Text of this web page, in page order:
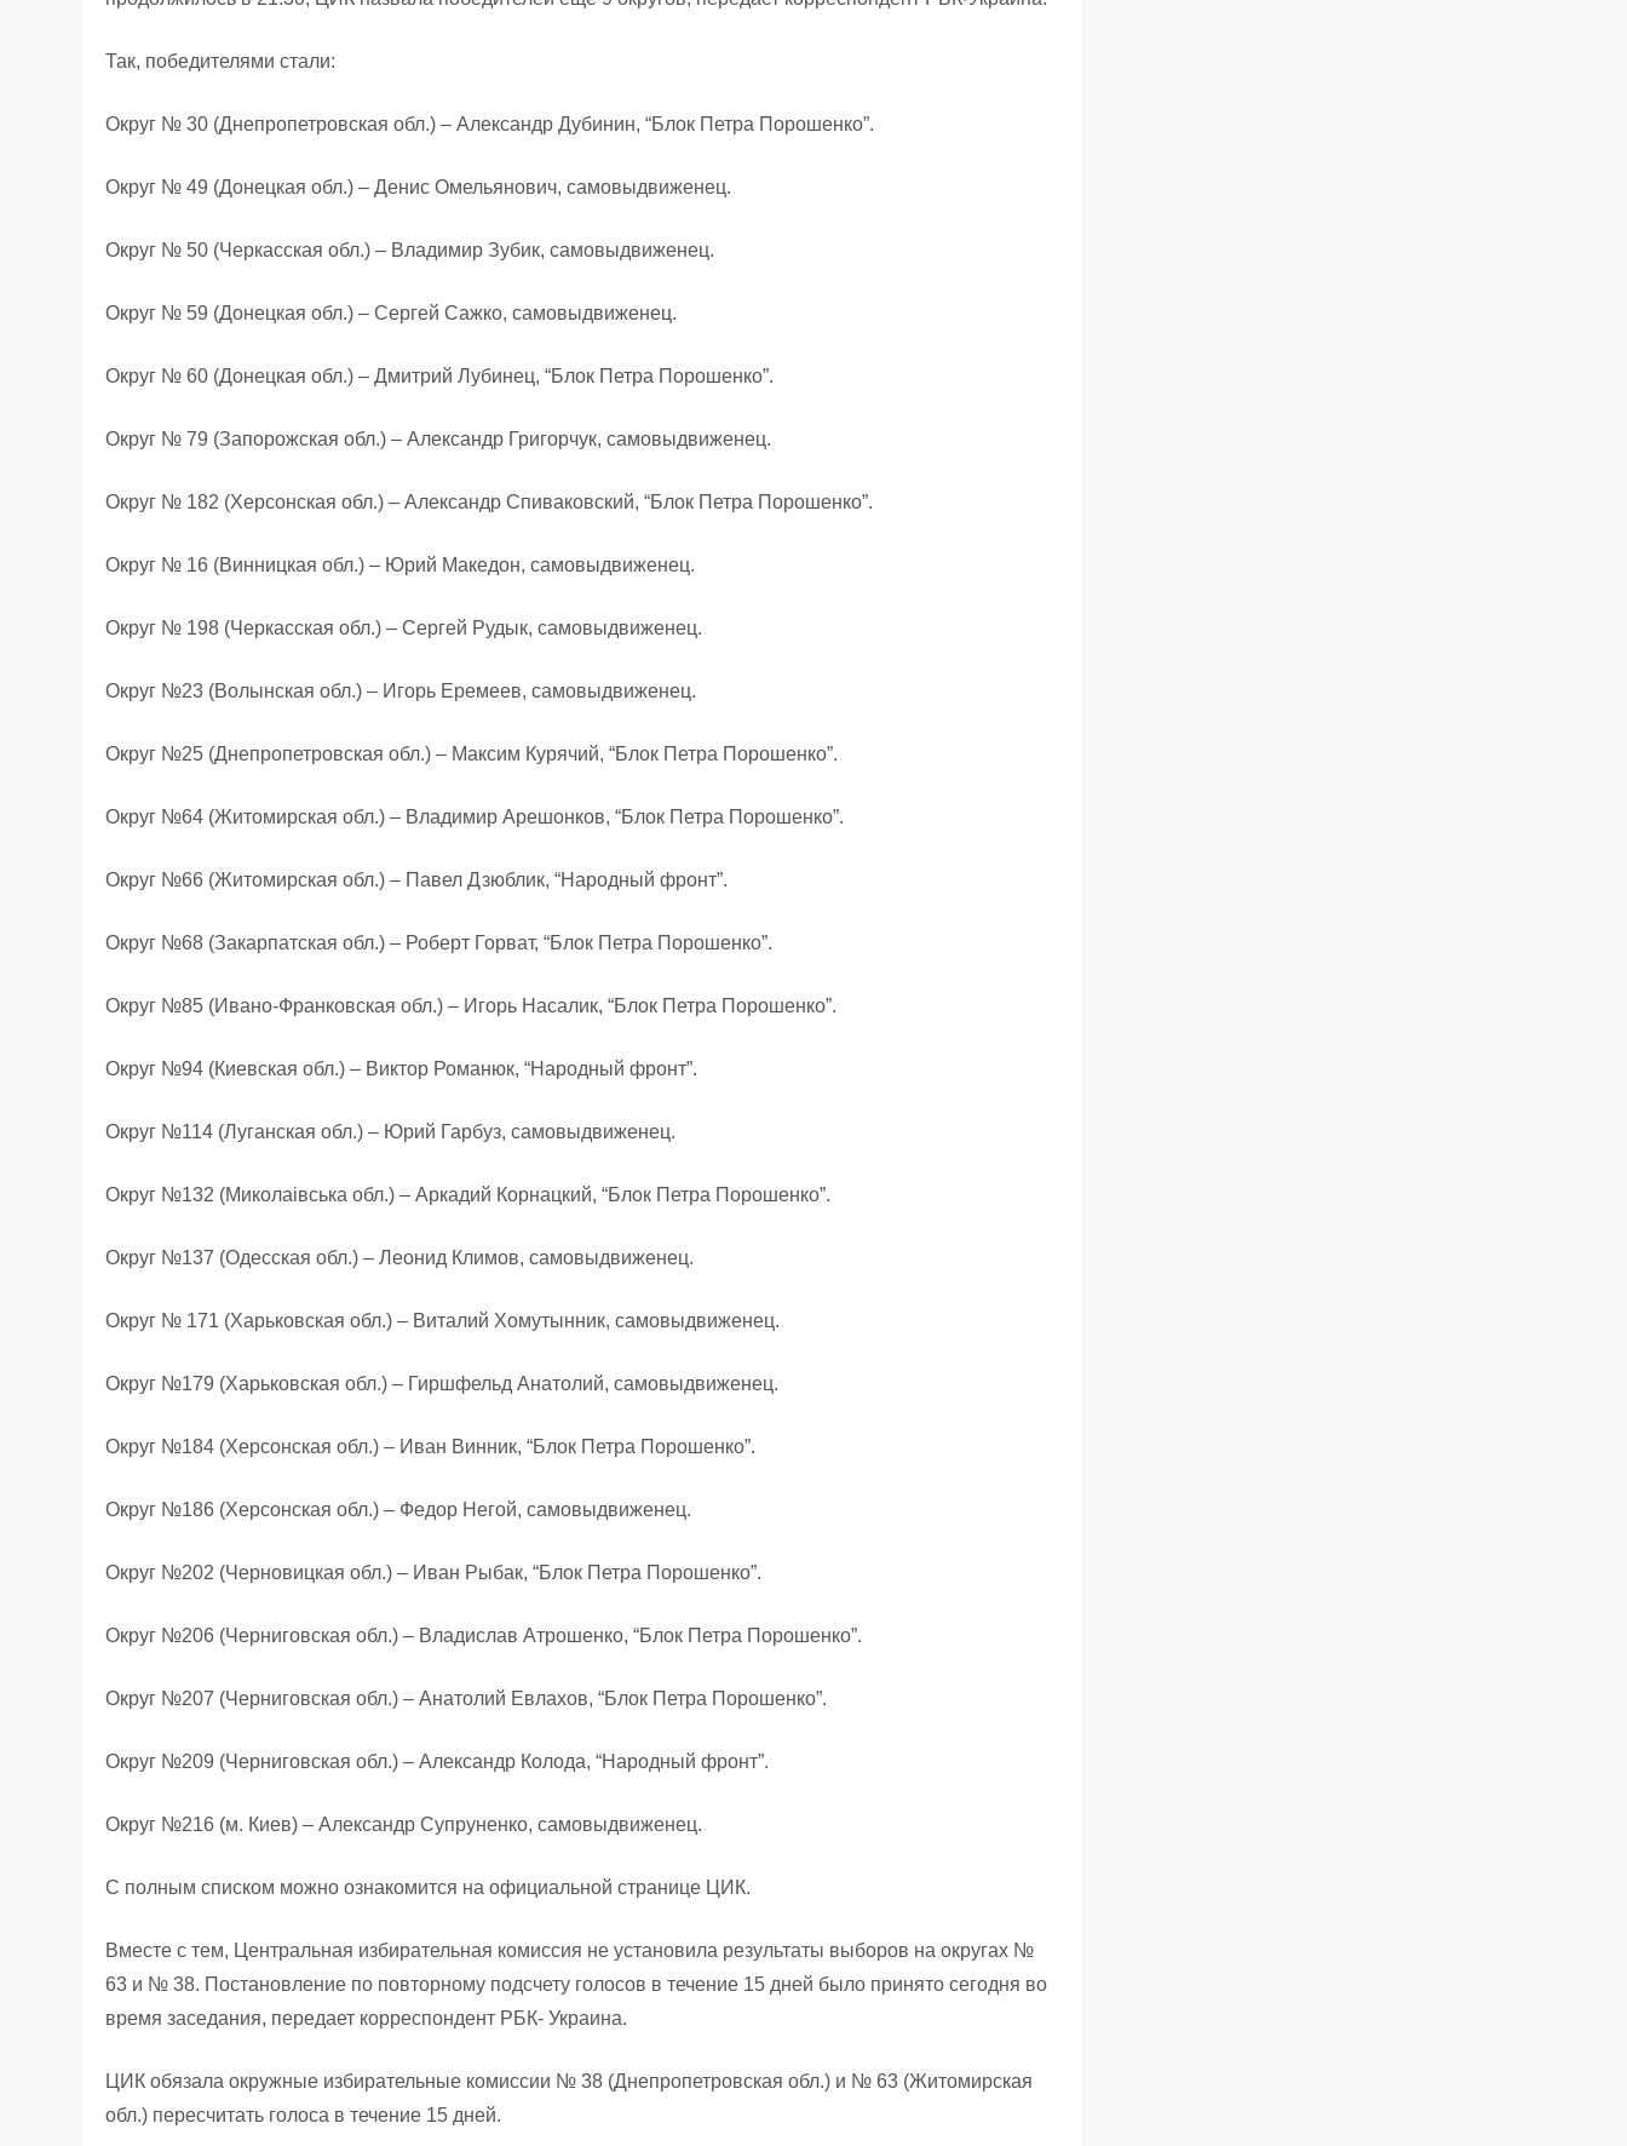
Так, победителями стали:
Округ № 30 (Днепропетровская обл.) – Александр Дубинин, “Блок Петра Порошенко”.
Округ № 49 (Донецкая обл.) – Денис Омельянович, самовыдвиженец.
Округ № 50 (Черкасская обл.) – Владимир Зубик, самовыдвиженец.
Округ № 59 (Донецкая обл.) – Сергей Сажко, самовыдвиженец.
Округ № 60 (Донецкая обл.) – Дмитрий Лубинец, “Блок Петра Порошенко”.
Округ № 79 (Запорожская обл.) – Александр Григорчук, самовыдвиженец.
Округ № 182 (Херсонская обл.) – Александр Спиваковский, “Блок Петра Порошенко”.
Округ № 16 (Винницкая обл.) – Юрий Македон, самовыдвиженец.
Округ № 198 (Черкасская обл.) – Сергей Рудык, самовыдвиженец.
Округ №23 (Волынская обл.) – Игорь Еремеев, самовыдвиженец.
Округ №25 (Днепропетровская обл.) – Максим Курячий, “Блок Петра Порошенко”.
Округ №64 (Житомирская обл.) – Владимир Арешонков, “Блок Петра Порошенко”.
Округ №66 (Житомирская обл.) – Павел Дзюблик, “Народный фронт”.
Округ №68 (Закарпатская обл.) – Роберт Горват, “Блок Петра Порошенко”.
Округ №85 (Ивано-Франковская обл.) – Игорь Насалик, “Блок Петра Порошенко”.
Округ №94 (Киевская обл.) – Виктор Романюк, “Народный фронт”.
Округ №114 (Луганская обл.) – Юрий Гарбуз, самовыдвиженец.
Округ №132 (Миколаівська обл.) – Аркадий Корнацкий, “Блок Петра Порошенко”.
Округ №137 (Одесская обл.) – Леонид Климов, самовыдвиженец.
Округ № 171 (Харьковская обл.) – Виталий Хомутынник, самовыдвиженец.
Округ №179 (Харьковская обл.) – Гиршфельд Анатолий, самовыдвиженец.
Округ №184 (Херсонская обл.) – Иван Винник, “Блок Петра Порошенко”.
Округ №186 (Херсонская обл.) – Федор Негой, самовыдвиженец.
Округ №202 (Черновицкая обл.) – Иван Рыбак, “Блок Петра Порошенко”.
Округ №206 (Черниговская обл.) – Владислав Атрошенко, “Блок Петра Порошенко”.
Округ №207 (Черниговская обл.) – Анатолий Евлахов, “Блок Петра Порошенко”.
Округ №209 (Черниговская обл.) – Александр Колода, “Народный фронт”.
Округ №216 (м. Киев) – Александр Супруненко, самовыдвиженец.
С полным списком можно ознакомится на официальной странице ЦИК.
Вместе с тем, Центральная избирательная комиссия не установила результаты выборов на округах №
63 и № 38. Постановление по повторному подсчету голосов в течение 15 дней было принято сегодня во
время заседания, передает корреспондент РБК- Украина.
ЦИК обязала окружные избирательные комиссии № 38 (Днепропетровская обл.) и № 63 (Житомирская
обл.) пересчитать голоса в течение 15 дней.